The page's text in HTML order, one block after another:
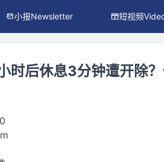
小报Newsletter 短视频
时后休息3分钟遭开除